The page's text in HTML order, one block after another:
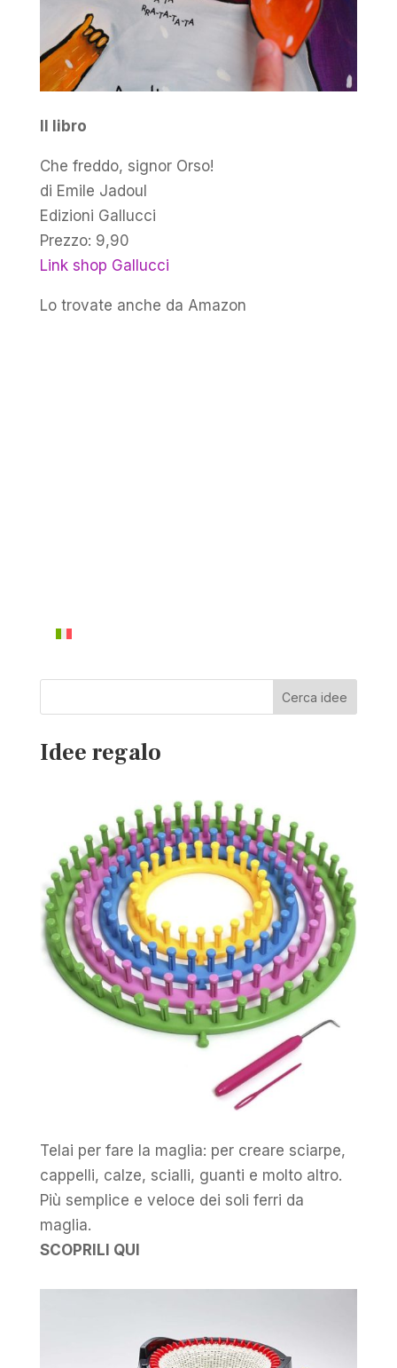
Il libro
Che freddo, signor Orso!
di Emile Jadoul
Edizioni Gallucci
Prezzo: 9,90
Link shop Gallucci
Lo trovate anche da Amazon
Cerca idee
Idee regalo
Telai per fare la maglia: per creare sciarpe,
cappelli, calze, scialli, guanti e molto altro.
Più semplice e veloce dei soli ferri da
maglia.
SCOPRILI QUI